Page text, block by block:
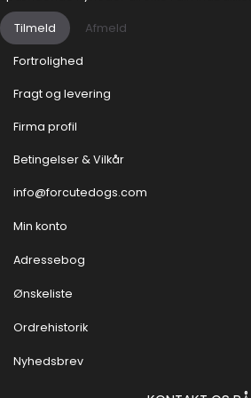
Tilmeld Afmeld
Fortrolighed
Fragt og levering
Firma profil
Betingelser & Vilkår
info@forcutedogs.com
Min konto
Adressebog
Ønskeliste
Ordrehistorik
Nyhedsbrev